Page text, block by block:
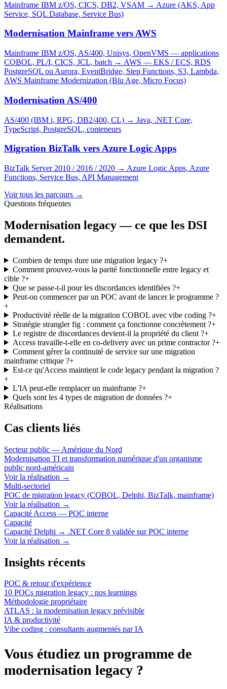
Mainframe IBM z/OS, CICS, DB2, VSAM → Azure (AKS, App
Service, SQL Database, Service Bus)
Modernisation Mainframe vers AWS
Mainframe IBM z/OS, AS/400, Unisys, OpenVMS — applications
COBOL, PL/I, CICS, JCL, batch → AWS — EKS / ECS, RDS
PostgreSQL ou Aurora, EventBridge, Step Functions, S3, Lambda,
AWS Mainframe Modernization (Blu Age, Micro Focus)
Modernisation AS/400
AS/400 (IBM i, RPG, DB2/400, CL) → Java, .NET Core,
TypeScript, PostgreSQL, conteneurs
Migration BizTalk vers Azure Logic Apps
BizTalk Server 2010 / 2016 / 2020 → Azure Logic Apps, Azure
Functions, Service Bus, API Management
Voir tous les parcours →
Questions fréquentes
Modernisation legacy — ce que les DSI
demandent.
Combien de temps dure une migration legacy ?+
Comment prouvez-vous la parité fonctionnelle entre legacy et
cible ?+
Que se passe-t-il pour les discordances identifiées ?+
Peut-on commencer par un POC avant de lancer le programme ?
+
Productivité réelle de la migration COBOL avec vibe coding ?+
Stratégie strangler fig : comment ça fonctionne concrètement ?+
Le registre de discordances devient-il la propriété du client ?+
Access travaille-t-elle en co-delivery avec un prime contractor ?+
Comment gérer la continuité de service sur une migration
mainframe critique ?+
Est-ce qu'Access maintient le code legacy pendant la migration ?
+
L'IA peut-elle remplacer un mainframe ?+
Quels sont les 4 types de migration de données ?+
Réalisations
Cas clients liés
Secteur public — Amérique du Nord
Modernisation TI et transformation numérique d'un organisme
public nord-américain
Voir la réalisation →
Multi-sectoriel
POC de migration legacy (COBOL, Delphi, BizTalk, mainframe)
Voir la réalisation →
Capacité Access — POC interne
Capacité
Capacité Delphi → .NET Core 8 validée sur POC interne
Voir la réalisation →
Insights récents
POC & retour d'expérience
10 POCs migration legacy : nos learnings
Méthodologie propriétaire
ATLAS : la modernisation legacy prévisible
IA & productivité
Vibe coding : consultants augmentés par IA
Vous étudiez un programme de
modernisation legacy ?